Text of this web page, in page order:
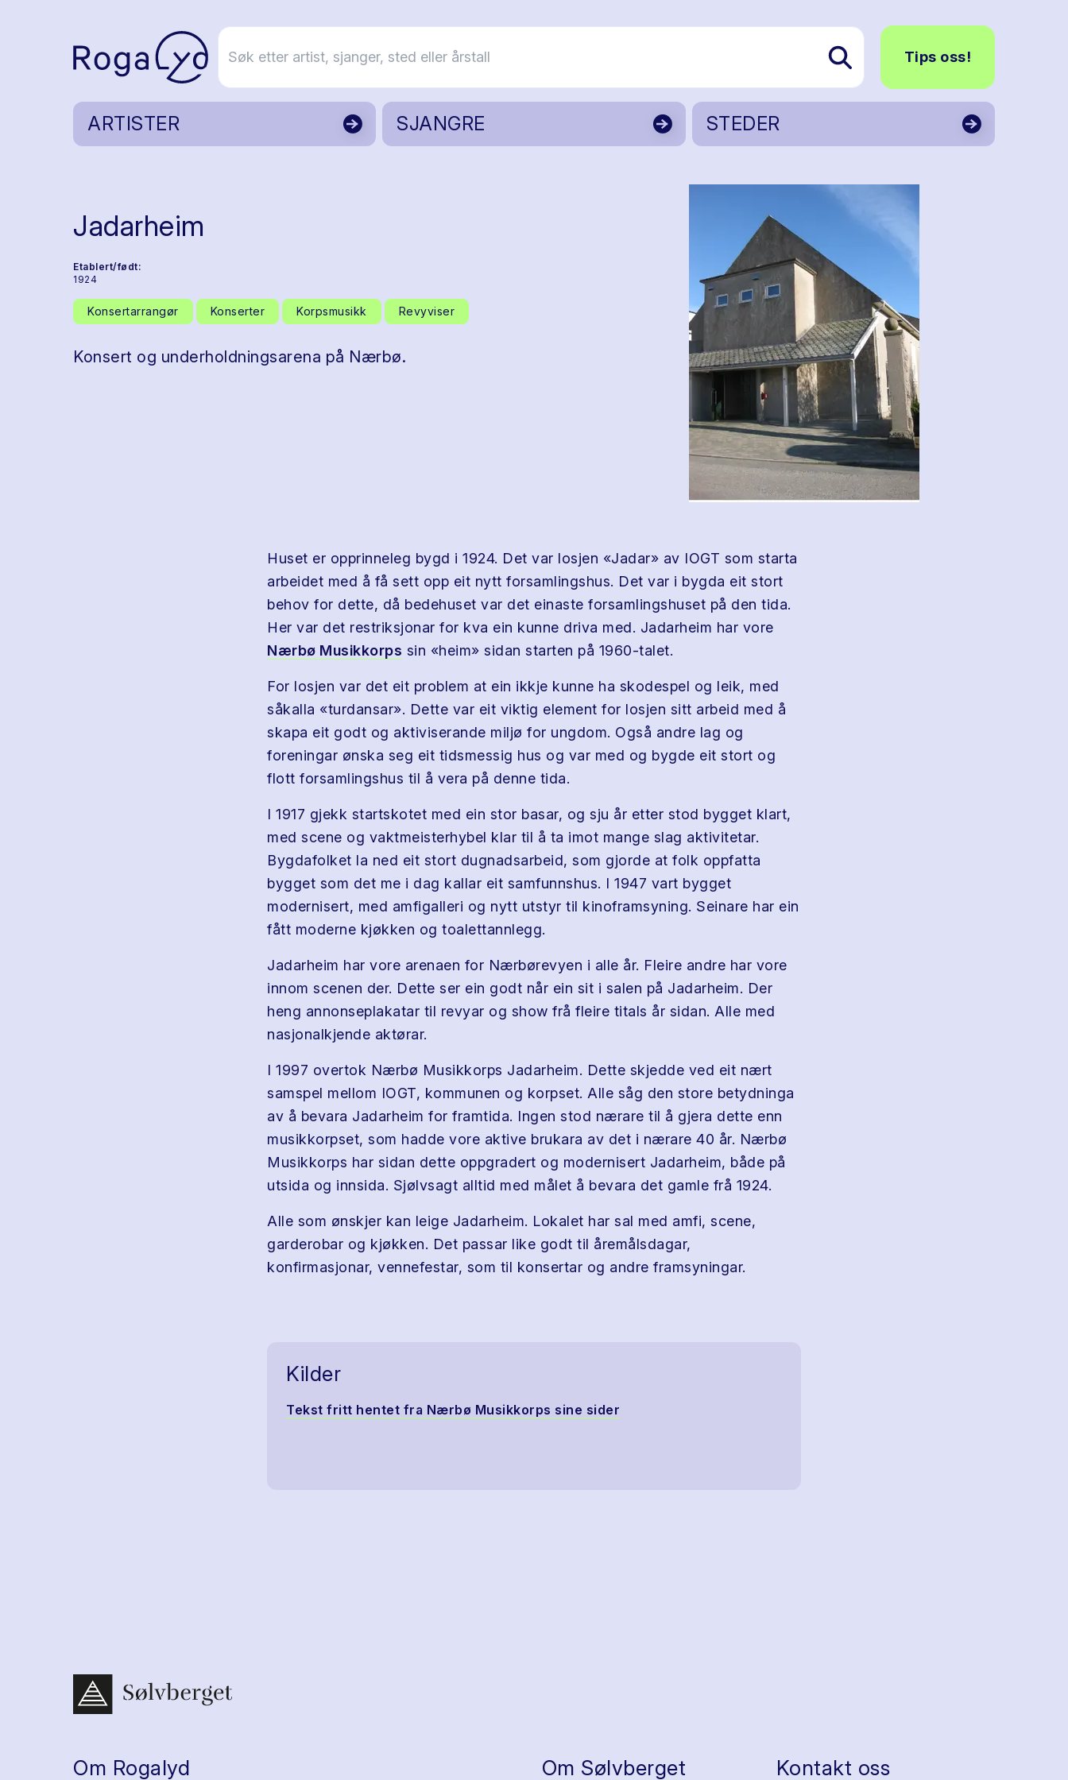
Tips oss!
ARTISTER SJANGRE STEDER
Jadarheim
Etablert/født:
1924
Konsertarrangør Konserter Korpsmusikk Revyviser
Konsert og underholdningsarena på Nærbø.
Huset er opprinneleg bygd i 1924. Det var losjen «Jadar» av IOGT som starta
arbeidet med å få sett opp eit nytt forsamlingshus. Det var i bygda eit stort
behov for dette, då bedehuset var det einaste forsamlingshuset på den tida.
Her var det restriksjonar for kva ein kunne driva med. Jadarheim har vore
Nærbø Musikkorps sin «heim» sidan starten på 1960-talet.
For losjen var det eit problem at ein ikkje kunne ha skodespel og leik, med
såkalla «turdansar». Dette var eit viktig element for losjen sitt arbeid med å
skapa eit godt og aktiviserande miljø for ungdom. Også andre lag og
foreningar ønska seg eit tidsmessig hus og var med og bygde eit stort og
flott forsamlingshus til å vera på denne tida.
I 1917 gjekk startskotet med ein stor basar, og sju år etter stod bygget klart,
med scene og vaktmeisterhybel klar til å ta imot mange slag aktivitetar.
Bygdafolket la ned eit stort dugnadsarbeid, som gjorde at folk oppfatta
bygget som det me i dag kallar eit samfunnshus. I 1947 vart bygget
modernisert, med amfigalleri og nytt utstyr til kinoframsyning. Seinare har ein
fått moderne kjøkken og toalettannlegg.
Jadarheim har vore arenaen for Nærbørevyen i alle år. Fleire andre har vore
innom scenen der. Dette ser ein godt når ein sit i salen på Jadarheim. Der
heng annonseplakatar til revyar og show frå fleire titals år sidan. Alle med
nasjonalkjende aktørar.
I 1997 overtok Nærbø Musikkorps Jadarheim. Dette skjedde ved eit nært
samspel mellom IOGT, kommunen og korpset. Alle såg den store betydninga
av å bevara Jadarheim for framtida. Ingen stod nærare til å gjera dette enn
musikkorpset, som hadde vore aktive brukara av det i nærare 40 år. Nærbø
Musikkorps har sidan dette oppgradert og modernisert Jadarheim, både på
utsida og innsida. Sjølvsagt alltid med målet å bevara det gamle frå 1924.
Alle som ønskjer kan leige Jadarheim. Lokalet har sal med amfi, scene,
garderobar og kjøkken. Det passar like godt til åremålsdagar,
konfirmasjonar, vennefestar, som til konsertar og andre framsyningar.
Kilder
Tekst fritt hentet fra Nærbø Musikkorps sine sider
Om Rogalyd Om Sølvberget Kontakt oss